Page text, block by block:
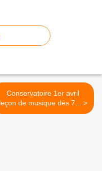
Conservatoire 1er avril
leçon de musique dès 7... >